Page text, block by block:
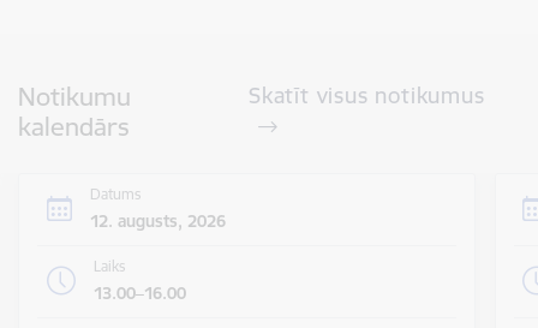
Notikumu
kalendārs
Skatīt visus notikumus
Datums
12. augusts, 2026
Laiks
13.00–16.00